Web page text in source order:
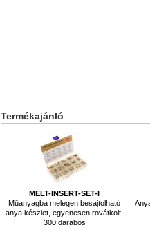
Termékajánló
MELT-INSERT-SET-I
Műanyagba melegen besajtolható
anya készlet, egyenesen rovátkolt,
300 darabos